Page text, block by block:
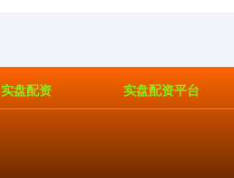
实盘配资 实盘配资平台